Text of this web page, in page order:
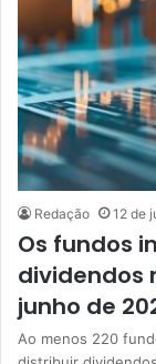
Redação 12 de
Os fundos
dividendos
junho de
Ao menos 220